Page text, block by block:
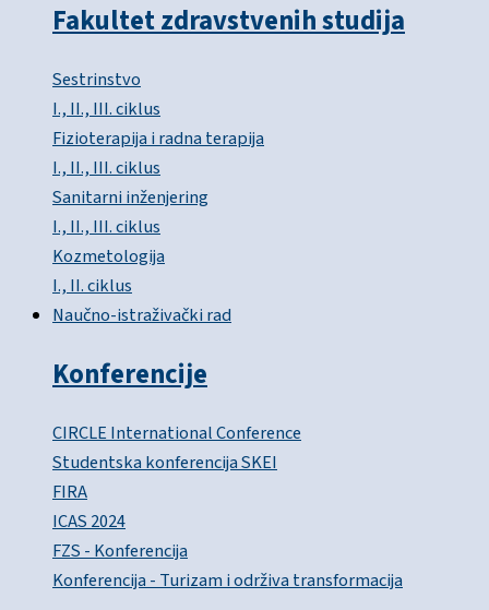
Fakultet zdravstvenih studija
Sestrinstvo
I., II., III. ciklus
Fizioterapija i radna terapija
I., II., III. ciklus
Sanitarni inženjering
I., II., III. ciklus
Kozmetologija
I., II. ciklus
Naučno-istraživački rad
Konferencije
CIRCLE International Conference
Studentska konferencija SKEI
FIRA
ICAS 2024
FZS - Konferencija
Konferencija - Turizam i održiva transformacija